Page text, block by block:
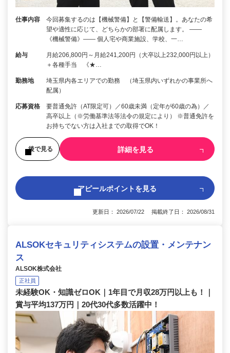
仕事内容
今回募集するのは【機械警備】と【警備輸送】。あなたの希
望や適性に応じて、どちらかの部署に配属します。 ――
《機械警備》―― 個人宅や商業施設、学校、一…
給与
月給206,800円～月給241,200円（大卒以上232,000円以上）
＋各種手当 《★…
勤務地
埼玉県内各エリアでの勤務 （埼玉県内いずれかの事業所へ
配属）
応募資格
要普通免許（AT限定可）／60歳未満（定年が60歳の為）／
高卒以上（※労働基準法等法令の規定により） ※普通免許を
お持ちでない方は入社までの取得でOK！
後で見る 詳細を見る
アピールポイントを見る
更新日： 2026/07/22 掲載終了日： 2026/08/31
ALSOKセキュリティシステムの設置・メンテナン
ス
ALSOK株式会社
正社員
未経験OK・知識ゼロOK｜1年目で月収28万円以上も！｜
賞与平均137万円｜20代30代多数活躍中！